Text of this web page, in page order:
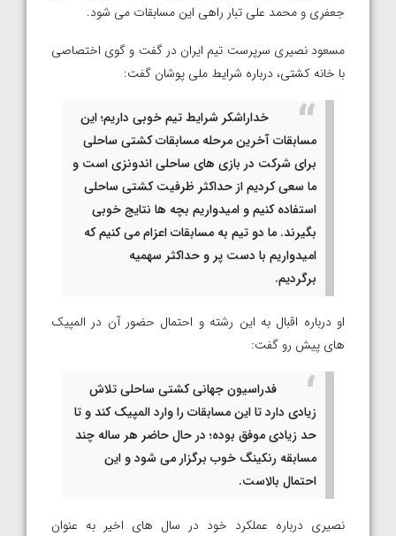
جعفری و محمد علی تبار راهی این مسابقات می شود.
مسعود نصیری سرپرست تیم ایران در گفت و گوی اختصاصی
با خانه کشتی، درباره شرایط ملی پوشان گفت:
خداراشکر شرایط تیم خوبی داریم؛ این
مسابقات آخرین مرحله مسابقات کشتی ساحلی
برای شرکت در بازی های ساحلی اندونزی است و
ما سعی کردیم از حداکثر ظرفیت کشتی ساحلی
استفاده کنیم و امیدواریم بچه ها نتایج خوبی
بگیرند. ما دو تیم به مسابقات اعزام می کنیم که
امیدواریم با دست پر و حداکثر سهمیه
برگردیم.
او درباره اقبال به این رشته و احتمال حضور آن در المپیک
های پیش رو گفت:
فدراسیون جهانی کشتی ساحلی تلاش
زیادی دارد تا این مسابقات را وارد المپیک کند و تا
حد زیادی موفق بوده؛ در حال حاضر هر ساله چند
مسابقه رنکینگ خوب برگزار می شود و این
احتمال بالاست.
نصیری درباره عملکرد خود در سال های اخیر به عنوان